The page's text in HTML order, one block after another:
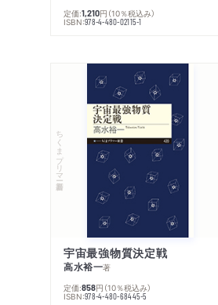
定価:1,210円 （10％税込み）
ISBN:978-4-480-02115-1
ちくまプリマー新書
宇宙最強物質決定戦
高水裕一著
定価:858円 （10％税込み）
ISBN:978-4-480-68445-5